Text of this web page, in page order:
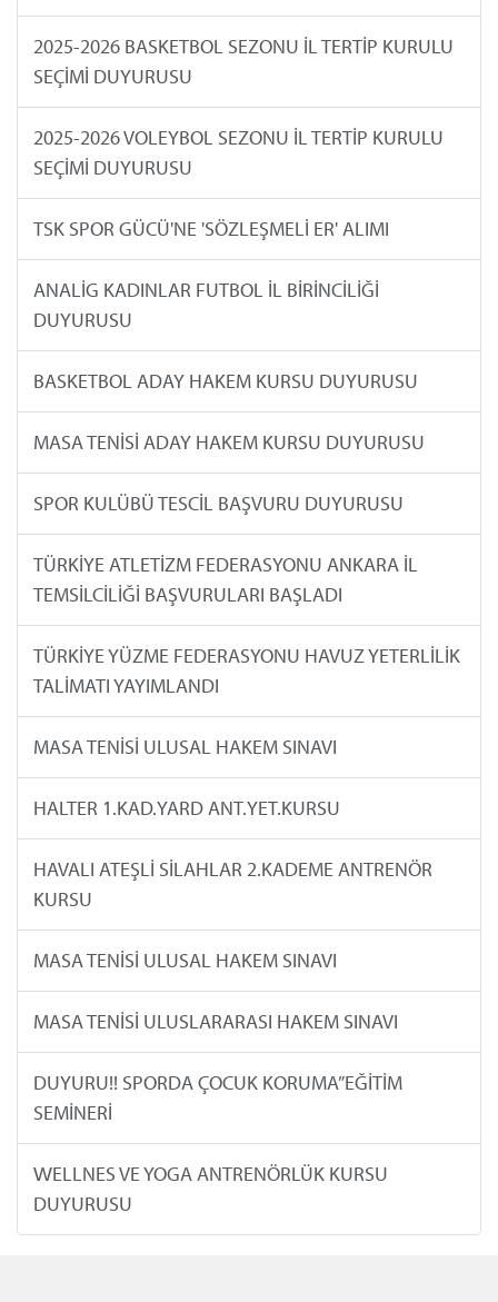
2025-2026 BASKETBOL SEZONU İL TERTİP KURULU
SEÇİMİ DUYURUSU
2025-2026 VOLEYBOL SEZONU İL TERTİP KURULU
SEÇİMİ DUYURUSU
TSK SPOR GÜCÜ'NE 'SÖZLEŞMELİ ER' ALIMI
ANALİG KADINLAR FUTBOL İL BİRİNCİLİĞİ
DUYURUSU
BASKETBOL ADAY HAKEM KURSU DUYURUSU
MASA TENİSİ ADAY HAKEM KURSU DUYURUSU
SPOR KULÜBÜ TESCİL BAŞVURU DUYURUSU
TÜRKİYE ATLETİZM FEDERASYONU ANKARA İL
TEMSİLCİLİĞİ BAŞVURULARI BAŞLADI
TÜRKİYE YÜZME FEDERASYONU HAVUZ YETERLİLİK
TALİMATI YAYIMLANDI
MASA TENİSİ ULUSAL HAKEM SINAVI
HALTER 1.KAD.YARD ANT.YET.KURSU
HAVALI ATEŞLİ SİLAHLAR 2.KADEME ANTRENÖR
KURSU
MASA TENİSİ ULUSAL HAKEM SINAVI
MASA TENİSİ ULUSLARARASI HAKEM SINAVI
DUYURU!! SPORDA ÇOCUK KORUMA”EĞİTİM
SEMİNERİ
WELLNES VE YOGA ANTRENÖRLÜK KURSU
DUYURUSU